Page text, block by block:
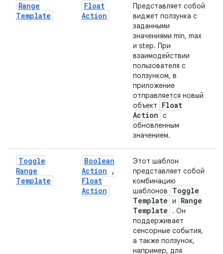
Range
Template
Float
Action
Представляет собой
виджет ползунка с
заданными
значениями min, max
и step. При
взаимодействии
пользователя с
ползунком, в
приложение
отправляется новый
объект
Float
Action с
обновленным
значением.
Toggle
Range
Template
Boolean
Action
,
Float
Action
Этот шаблон
представляет собой
комбинацию
шаблонов
Toggle
Template и
Range
Template
. Он
поддерживает
сенсорные события,
а также ползунок,
например, для